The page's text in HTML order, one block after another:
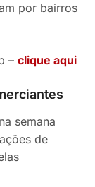
por bairros
–clique aqui
semana
de